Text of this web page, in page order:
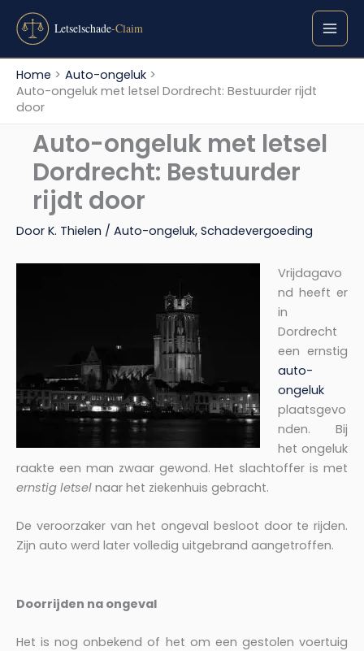
naar
inhoudHome
Auto-ongeluk
Auto-ongeluk met letsel Dordrecht: Bestuurder rijdt
door
Auto-ongeluk met letsel
Dordrecht: Bestuurder
rijdt door
Door K. Thielen / Auto-ongeluk, Schadevergoeding
Vrijdagavo
nd heeft er
in
Dordrecht
een ernstig
auto-
ongeluk
plaatsgevo
nden. Bij
het ongeluk
raakte een man zwaar gewond. Het slachtoffer is met
ernstig letsel naar het ziekenhuis gebracht.
De veroorzaker van het ongeval besloot door te rijden.
Zijn auto werd later volledig uitgebrand aangetroffen.
Doorrijden na ongeval
Het is nog onbekend of het om een gestolen voertuig